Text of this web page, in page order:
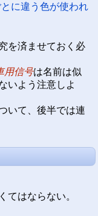
に違う色が使われ
を済ませておく必
用信号は名前は似
いよう注意しよ
いて、後半では連
てはならない。